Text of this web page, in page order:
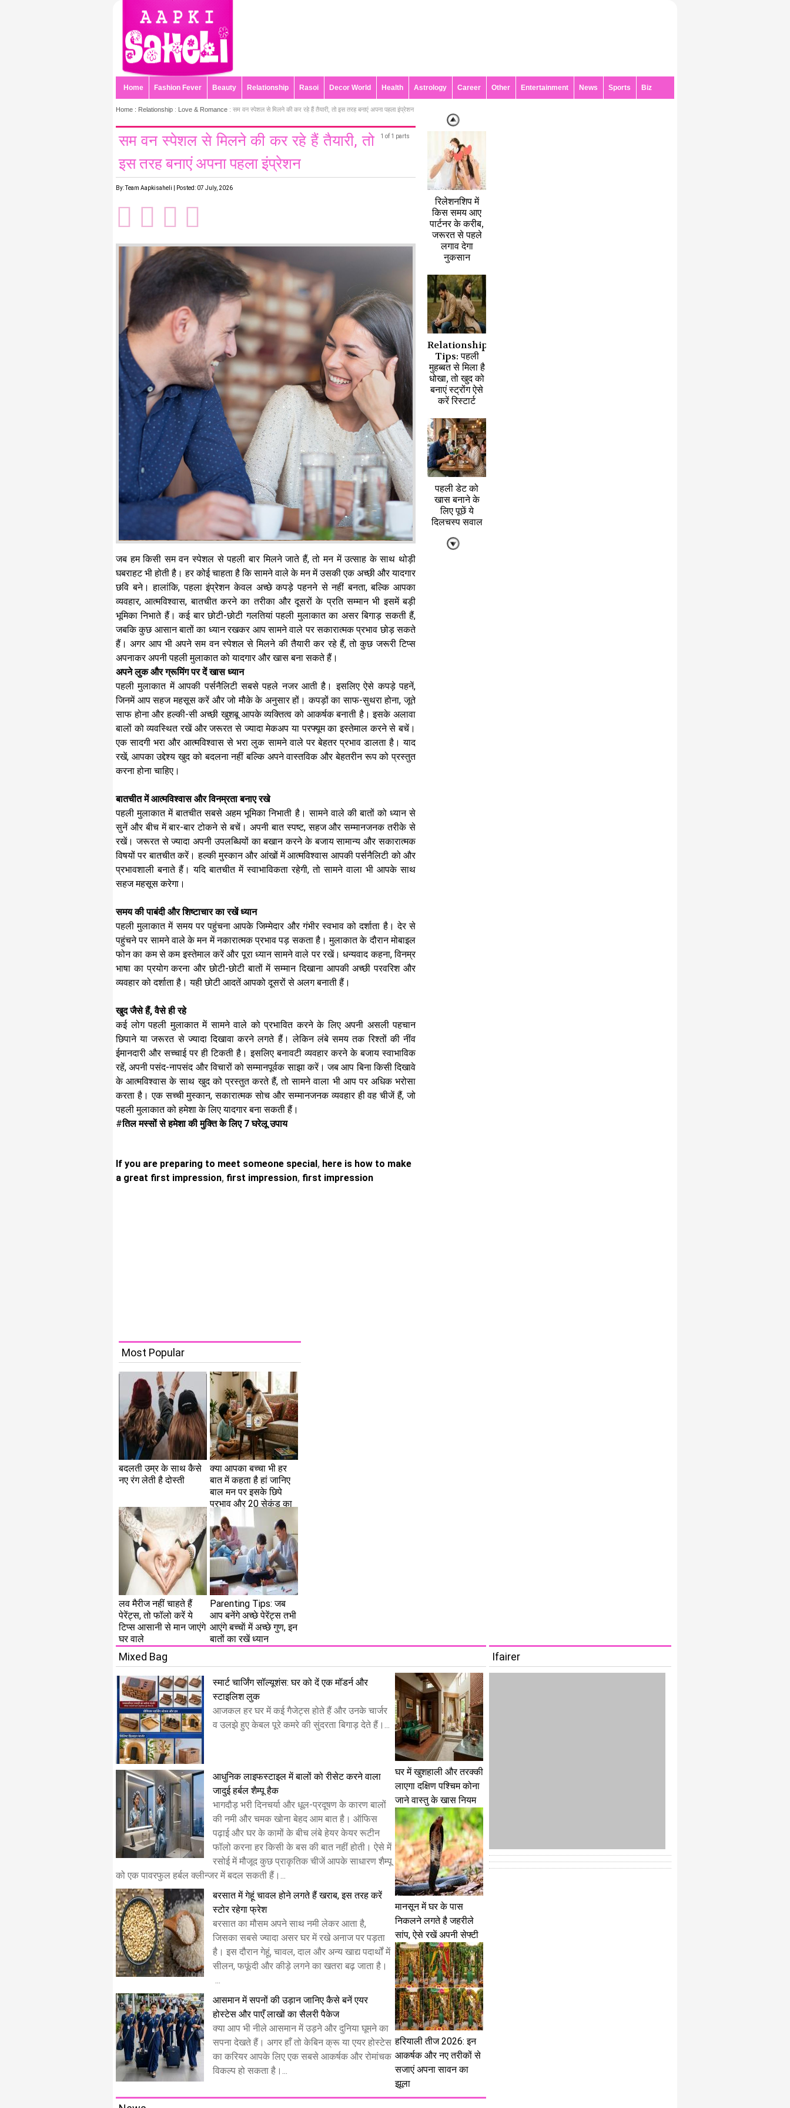
Home Fashion Fever Beauty Relationship Rasoi Decor World Health Astrology Career Other Entertainment News Sports Biz
Home : Relationship : Love & Romance : सम वन स्पेशल से मिलने की कर रहे हैं तैयारी, तो इस तरह बनाएं अपना पहला इंप्रेशन
1 of 1 parts
सम वन स्पेशल से मिलने की कर रहे हैं तैयारी, तो
इस तरह बनाएं अपना पहला इंप्रेशन
By: Team Aapkisaheli | Posted: 07 July, 2026
जब हम किसी सम वन स्पेशल से पहली बार मिलने जाते हैं, तो मन में उत्साह के साथ थोड़ी
घबराहट भी होती है। हर कोई चाहता है कि सामने वाले के मन में उसकी एक अच्छी और यादगार
छवि बने। हालांकि, पहला इंप्रेशन केवल अच्छे कपड़े पहनने से नहीं बनता, बल्कि आपका
व्यवहार, आत्मविश्वास, बातचीत करने का तरीका और दूसरों के प्रति सम्मान भी इसमें बड़ी
भूमिका निभाते हैं। कई बार छोटी-छोटी गलतियां पहली मुलाकात का असर बिगाड़ सकती हैं,
जबकि कुछ आसान बातों का ध्यान रखकर आप सामने वाले पर सकारात्मक प्रभाव छोड़ सकते
हैं। अगर आप भी अपने सम वन स्पेशल से मिलने की तैयारी कर रहे हैं, तो कुछ जरूरी टिप्स
अपनाकर अपनी पहली मुलाकात को यादगार और खास बना सकते हैं।
अपने लुक और ग्रूमिंग पर दें खास ध्यान
पहली मुलाकात में आपकी पर्सनैलिटी सबसे पहले नजर आती है। इसलिए ऐसे कपड़े पहनें,
जिनमें आप सहज महसूस करें और जो मौके के अनुसार हों। कपड़ों का साफ-सुथरा होना, जूते
साफ होना और हल्की-सी अच्छी खुशबू आपके व्यक्तित्व को आकर्षक बनाती है। इसके अलावा
बालों को व्यवस्थित रखें और जरूरत से ज्यादा मेकअप या परफ्यूम का इस्तेमाल करने से बचें।
एक सादगी भरा और आत्मविश्वास से भरा लुक सामने वाले पर बेहतर प्रभाव डालता है। याद
रखें, आपका उद्देश्य खुद को बदलना नहीं बल्कि अपने वास्तविक और बेहतरीन रूप को प्रस्तुत
करना होना चाहिए।
बातचीत में आत्मविश्वास और विनम्रता बनाए रखे
पहली मुलाकात में बातचीत सबसे अहम भूमिका निभाती है। सामने वाले की बातों को ध्यान से
सुनें और बीच में बार-बार टोकने से बचें। अपनी बात स्पष्ट, सहज और सम्मानजनक तरीके से
रखें। जरूरत से ज्यादा अपनी उपलब्धियों का बखान करने के बजाय सामान्य और सकारात्मक
विषयों पर बातचीत करें। हल्की मुस्कान और आंखों में आत्मविश्वास आपकी पर्सनैलिटी को और
प्रभावशाली बनाते हैं। यदि बातचीत में स्वाभाविकता रहेगी, तो सामने वाला भी आपके साथ
सहज महसूस करेगा।
समय की पाबंदी और शिष्टाचार का रखें ध्यान
पहली मुलाकात में समय पर पहुंचना आपके जिम्मेदार और गंभीर स्वभाव को दर्शाता है। देर से
पहुंचने पर सामने वाले के मन में नकारात्मक प्रभाव पड़ सकता है। मुलाकात के दौरान मोबाइल
फोन का कम से कम इस्तेमाल करें और पूरा ध्यान सामने वाले पर रखें। धन्यवाद कहना, विनम्र
भाषा का प्रयोग करना और छोटी-छोटी बातों में सम्मान दिखाना आपकी अच्छी परवरिश और
व्यवहार को दर्शाता है। यही छोटी आदतें आपको दूसरों से अलग बनाती हैं।
खुद जैसे हैं, वैसे ही रहे
कई लोग पहली मुलाकात में सामने वाले को प्रभावित करने के लिए अपनी असली पहचान
छिपाने या जरूरत से ज्यादा दिखावा करने लगते हैं। लेकिन लंबे समय तक रिश्तों की नींव
ईमानदारी और सच्चाई पर ही टिकती है। इसलिए बनावटी व्यवहार करने के बजाय स्वाभाविक
रहें, अपनी पसंद-नापसंद और विचारों को सम्मानपूर्वक साझा करें। जब आप बिना किसी दिखावे
के आत्मविश्वास के साथ खुद को प्रस्तुत करते हैं, तो सामने वाला भी आप पर अधिक भरोसा
करता है। एक सच्ची मुस्कान, सकारात्मक सोच और सम्मानजनक व्यवहार ही वह चीजें हैं, जो
पहली मुलाकात को हमेशा के लिए यादगार बना सकती हैं।
#तिल मस्सों से हमेशा की मुक्ति के लिए 7 घरेलू उपाय
If you are preparing to meet someone special, here is how to make
a great first impression, first impression, first impression
रिलेशनशिप में
किस समय आए
पार्टनर के करीब,
जरूरत से पहले
लगाव देगा
नुकसान
Relationship
Tips: पहली
मुहब्बत से मिला है
धोखा, तो खुद को
बनाएं स्ट्रोंग ऐसे
करें रिस्टार्ट
पहली डेट को
खास बनाने के
लिए पूछें ये
दिलचस्प सवाल
Most Popular
बदलती उम्र के साथ कैसे
नए रंग लेती है दोस्ती
क्या आपका बच्चा भी हर
बात में कहता है हां जानिए
बाल मन पर इसके छिपे
प्रभाव और 20 सेकंड का
जादुई नियम
लव मैरीज नहीं चाहते हैं
पेरेंट्स, तो फॉलो करें ये
टिप्स आसानी से मान जाएंगे
घर वाले
Parenting Tips: जब
आप बनेंगे अच्छे पेरेंट्स तभी
आएंगे बच्चाें में अच्छे गुण, इन
बातों का रखें ध्यान
Mixed Bag
स्मार्ट चार्जिंग सॉल्यूशंस: घर को दें एक मॉडर्न और
स्टाइलिश लुक
​आजकल हर घर में कई गैजेट्स होते हैं और उनके चार्जर
व उलझे हुए केबल पूरे कमरे की सुंदरता बिगाड़ देते हैं।...
आधुनिक लाइफस्टाइल में बालों को रीसेट करने वाला
जादुई हर्बल शैम्पू हैक
भागदौड़ भरी दिनचर्या और धूल-प्रदूषण के कारण बालों
की नमी और चमक खोना बेहद आम बात है। ऑफिस
पढ़ाई और घर के कामों के बीच लंबे हेयर केयर रूटीन
फॉलो करना हर किसी के बस की बात नहीं होती। ऐसे में
रसोई में मौजूद कुछ प्राकृतिक चीजें आपके साधारण शैम्पू
को एक पावरफुल हर्बल क्लीन्जर में बदल सकती हैं।...
बरसात में गेहूं चावल होने लगते हैं खराब, इस तरह करें
स्टोर रहेगा फ्रेश
बरसात का मौसम अपने साथ नमी लेकर आता है,
जिसका सबसे ज्यादा असर घर में रखे अनाज पर पड़ता
है। इस दौरान गेहूं, चावल, दाल और अन्य खाद्य पदार्थों में
सीलन, फफूंदी और कीड़े लगने का खतरा बढ़ जाता है।
...
​आसमान में सपनों की उड़ान जानिए कैसे बनें एयर
होस्टेस और पाएँ लाखों का सैलरी पैकेज
क्या आप भी नीले आसमान में उड़ने और दुनिया घूमने का
सपना देखते हैं। अगर हाँ तो केबिन क्रू या एयर होस्टेस
का करियर आपके लिए एक सबसे आकर्षक और रोमांचक
विकल्प हो सकता है।...
घर में खुशहाली और तरक्की
लाएगा दक्षिण पश्चिम कोना
जाने वास्तु के खास नियम
मानसून में घर के पास
निकलने लगते है जहरीले
सांप, ऐसे रखें अपनी सेफ्टी
हरियाली तीज 2026: इन
आकर्षक और नए तरीकों से
सजाएं अपना सावन का
झूला
Ifairer